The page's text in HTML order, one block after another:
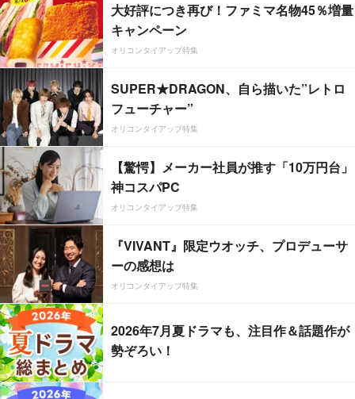
大好評につき再び！ファミマ名物45％増量
キャンペーン
オリコンタイアップ特集
SUPER★DRAGON、自ら描いた”レトロ
フューチャー”
オリコンタイアップ特集
【驚愕】メーカー社員が推す「10万円台」
神コスパPC
オリコンタイアップ特集
『VIVANT』限定ウオッチ、プロデューサ
ーの感想は
オリコンタイアップ特集
2026年7月夏ドラマも、注目作＆話題作が
勢ぞろい！